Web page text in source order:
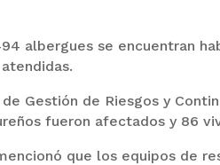
albergues se encuentran
Gestión de Riesgos y
fueron afectados y 86
que los equipos de